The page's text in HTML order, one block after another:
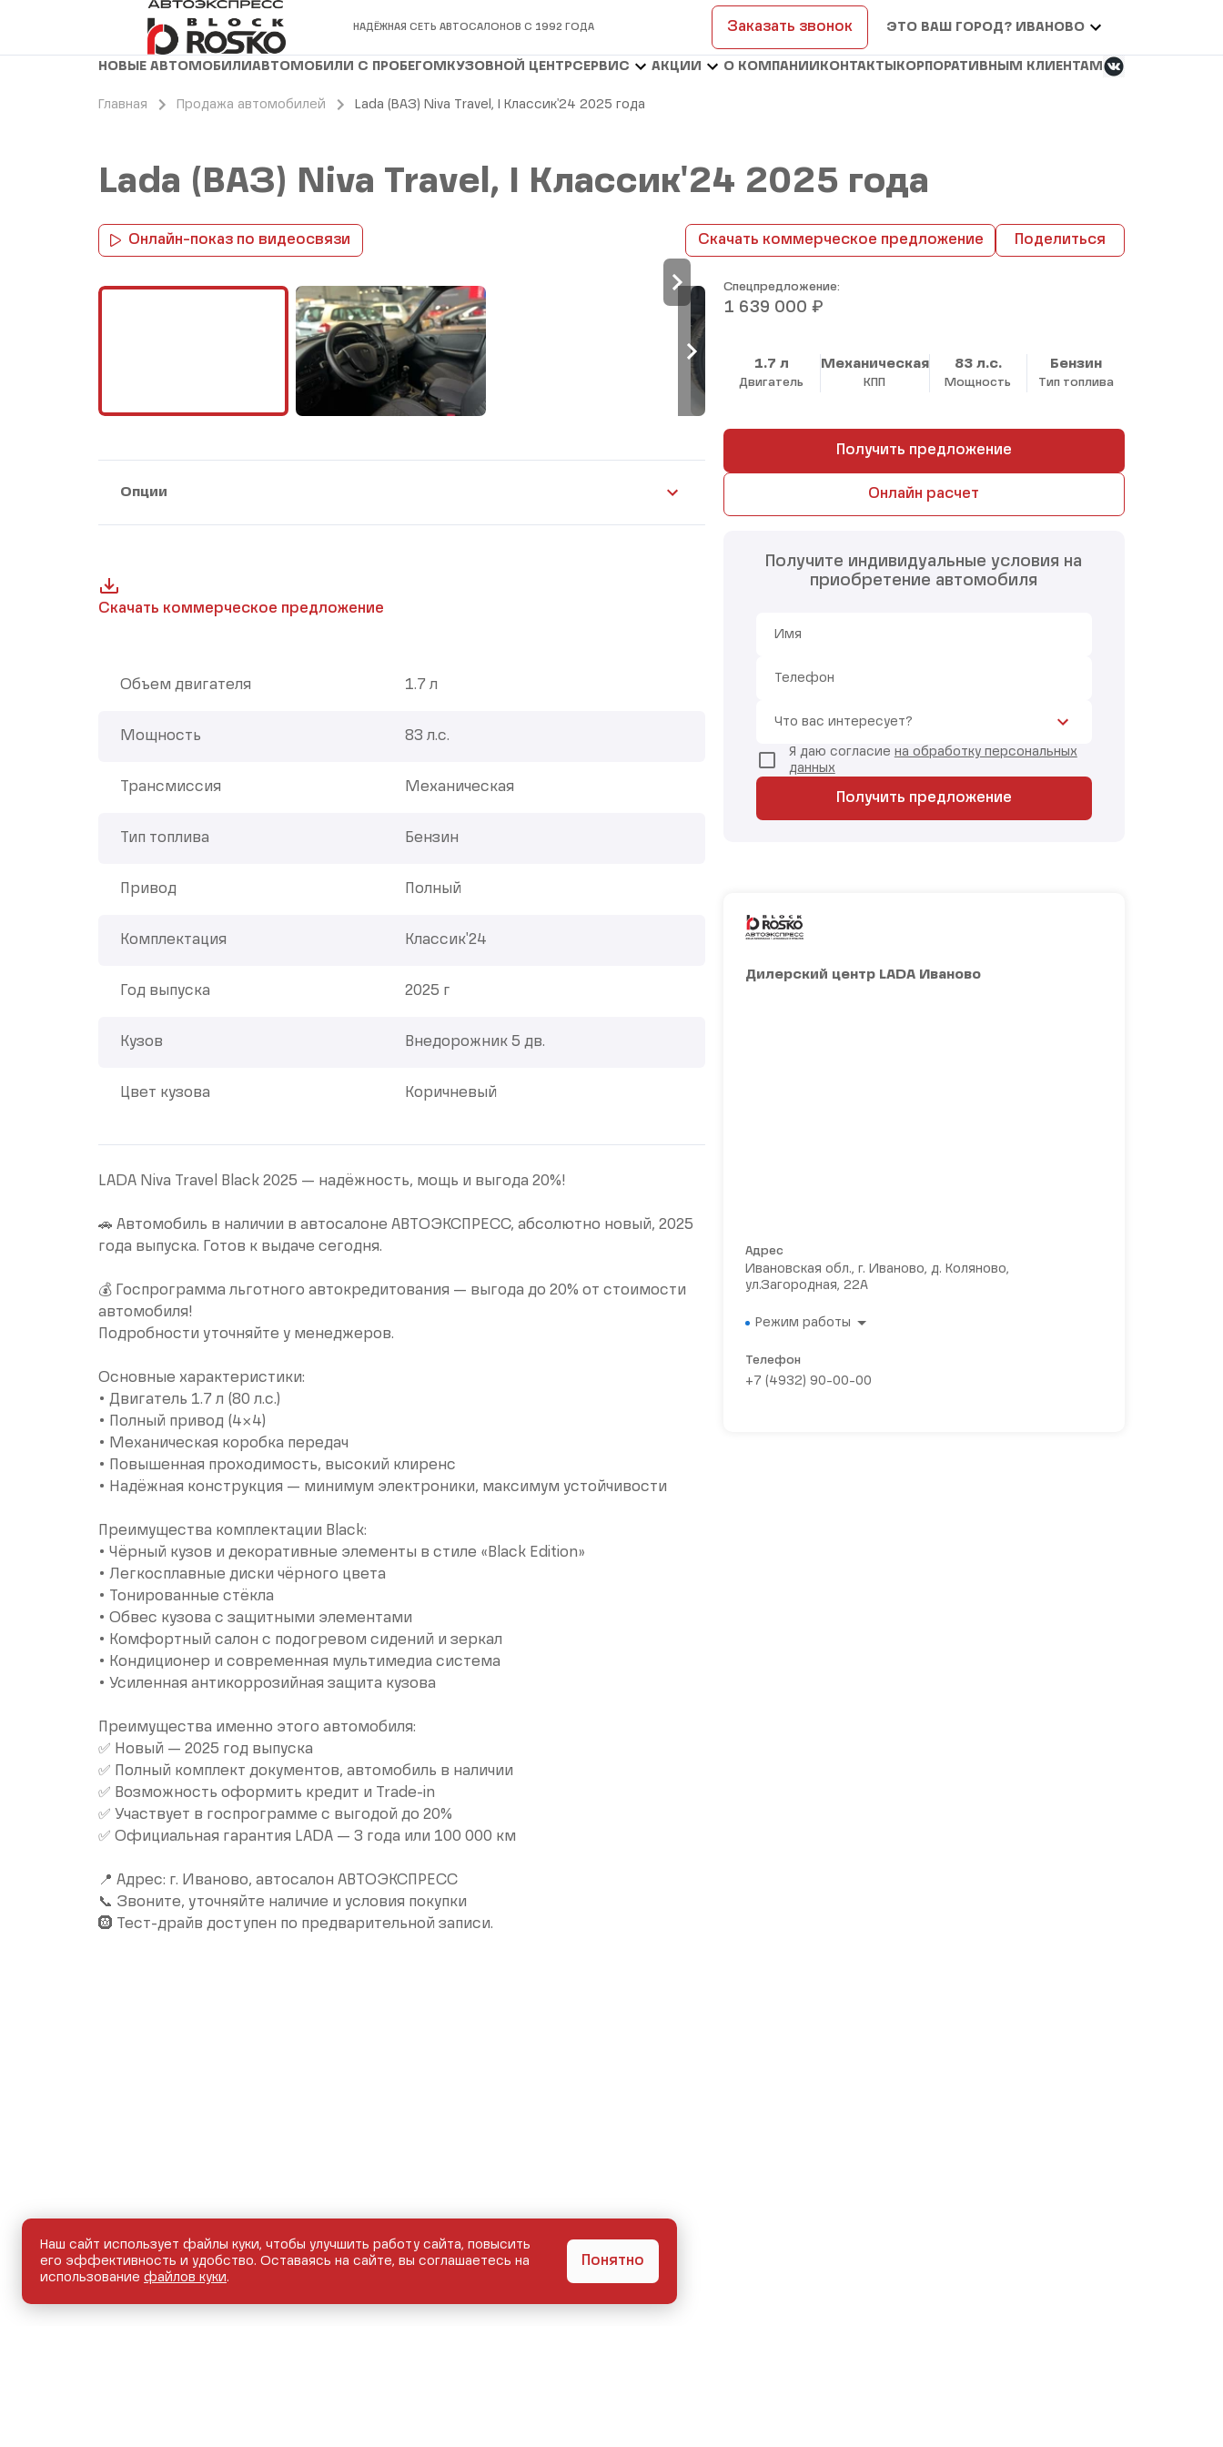
НАДЁЖНАЯ СЕТЬ АВТОСАЛОНОВ С 1992 ГОДА Заказать звонок ЭТО ВАШ ГОРОД? ИВАНОВО
НОВЫЕ АВТОМОБИЛИ АВТОМОБИЛИ С ПРОБЕГОМ КУЗОВНОЙ ЦЕНТРСЕРВИС АКЦИИ О КОМПАНИИ КОНТАКТЫ КОРПОРАТИВНЫМ КЛИЕНТАМ
Главная Продажа автомобилей Lada (ВАЗ) Niva Travel, I Классик'24 2025 года
Lada (ВАЗ) Niva Travel, I Классик'24 2025 года
Онлайн-показ по видеосвязи Скачать коммерческое предложение Поделиться
Опции
Скачать коммерческое предложение
Объем двигателя 1.7 л
Мощность 83 л.с.
Трансмиссия Механическая
Тип топлива Бензин
Привод Полный
Комплектация Классик'24
Год выпуска 2025 г
Кузов Внедорожник 5 дв.
Цвет кузова Коричневый
LADA Niva Travel Black 2025 — надёжность, мощь и выгода 20%!
🚗 Автомобиль в наличии в автосалоне АВТОЭКСПРЕСС, абсолютно новый, 2025
года выпуска. Готов к выдаче сегодня.
💰 Госпрограмма льготного автокредитования — выгода до 20% от стоимости
автомобиля!
Подробности уточняйте у менеджеров.
Основные характеристики:
• Двигатель 1.7 л (80 л.с.)
• Полный привод (4×4)
• Механическая коробка передач
• Повышенная проходимость, высокий клиренс
• Надёжная конструкция — минимум электроники, максимум устойчивости
Преимущества комплектации Black:
• Чёрный кузов и декоративные элементы в стиле «Black Edition»
• Легкосплавные диски чёрного цвета
• Тонированные стёкла
• Обвес кузова с защитными элементами
• Комфортный салон с подогревом сидений и зеркал
• Кондиционер и современная мультимедиа система
• Усиленная антикоррозийная защита кузова
Преимущества именно этого автомобиля:
✅ Новый — 2025 год выпуска
✅ Полный комплект документов, автомобиль в наличии
✅ Возможность оформить кредит и Trade-in
✅ Участвует в госпрограмме с выгодой до 20%
✅ Официальная гарантия LADA — 3 года или 100 000 км
📍 Адрес: г. Иваново, автосалон АВТОЭКСПРЕСС
📞 Звоните, уточняйте наличие и условия покупки
🛞 Тест-драйв доступен по предварительной записи.
Спецпредложение:
1 639 000 ₽
1.7 л
Двигатель
Механическая
КПП
83 л.с.
Мощность
Бензин
Тип топлива
Получить предложение
Онлайн расчет
Получите индивидуальные условия на
приобретение автомобиля
Имя
Телефон
Что вас интересует?
Я даю согласие на обработку персональных
данных
Получить предложение
Дилерский центр LADA Иваново
Адрес
Ивановская обл., г. Иваново, д. Коляново,
ул.Загородная, 22А
Режим работы
Телефон
+7 (4932) 90-00-00
Наш сайт использует файлы куки, чтобы улучшить работу сайта, повысить
его эффективность и удобство. Оставаясь на сайте, вы соглашаетесь на
использование файлов куки.
Понятно